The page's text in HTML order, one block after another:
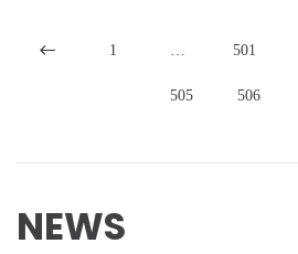
1 … 501
505 506
NEWS